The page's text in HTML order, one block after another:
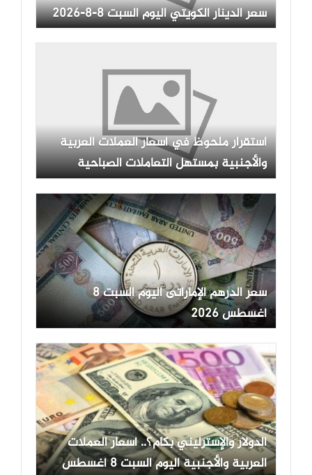
سعر الدينار الكويتي اليوم السبت 8-8-2026
استقرار ملحوظ في أسعار العملات العربية
والأجنبية بمستهل التعاملات الصباحية
سعر الدرهم الإماراتى اليوم السبت 8
أغسطس 2026
الدولار والإسترليني بكام؟.. أسعار العملات
العربية والأجنبية اليوم السبت 8 أغسطس